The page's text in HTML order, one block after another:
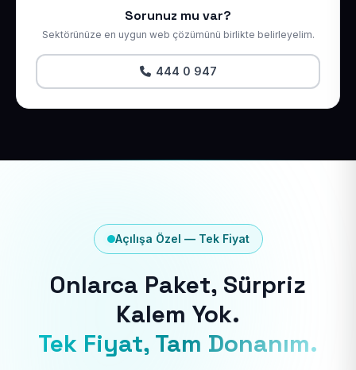
Sorunuz mu var?
Sektörünüze en uygun web çözümünü birlikte belirleyelim.
444 0 947
Açılışa Özel — Tek Fiyat
Onlarca Paket, Sürpriz
Kalem Yok.
Tek Fiyat, Tam Donanım.